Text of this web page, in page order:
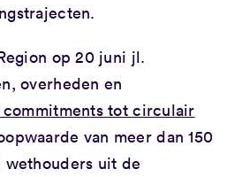
op 20 juni jl.
overheden en
commitments tot circulair
van meer dan 150
uit de